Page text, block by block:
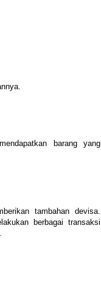
barang yang
tambahan devisa.
berbagai transaksi